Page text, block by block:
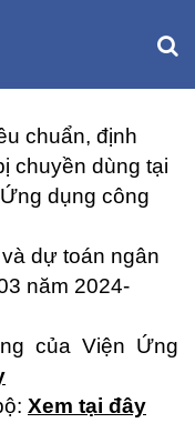
chuẩn, định
chuyền dùng tại
dụng công
dự toán ngân
năm 2024-
của Viện Ứng
Xem tại đây